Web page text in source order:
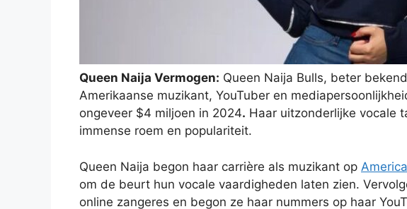
Queen Naija Vermogen: Queen Naija Bulls, beter
Amerikaanse muzikant, YouTuber en
ongeveer $4 miljoen in 2024. Haar uitzonderlijke vocale
immense roem en populariteit.
Queen Naija begon haar carrière als muzikant op
om de beurt hun vocale vaardigheden laten zien.
online zangeres en begon ze haar nummers op haar